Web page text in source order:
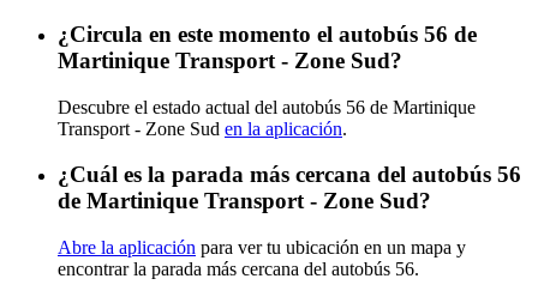
¿Circula en este momento el autobús 56 de
Martinique Transport - Zone Sud?
Descubre el estado actual del autobús 56 de Martinique
Transport - Zone Sud en la aplicación.
¿Cuál es la parada más cercana del autobús 56
de Martinique Transport - Zone Sud?
Abre la aplicación para ver tu ubicación en un mapa y
encontrar la parada más cercana del autobús 56.